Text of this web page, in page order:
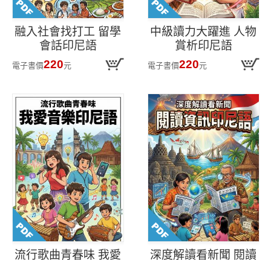
融入社會找打工 留學
會話印尼語
電子書價220元
中級讀力大躍進 人物
賞析印尼語
電子書價220元
流行歌曲青春味 我愛 深度解讀看新聞 閱讀